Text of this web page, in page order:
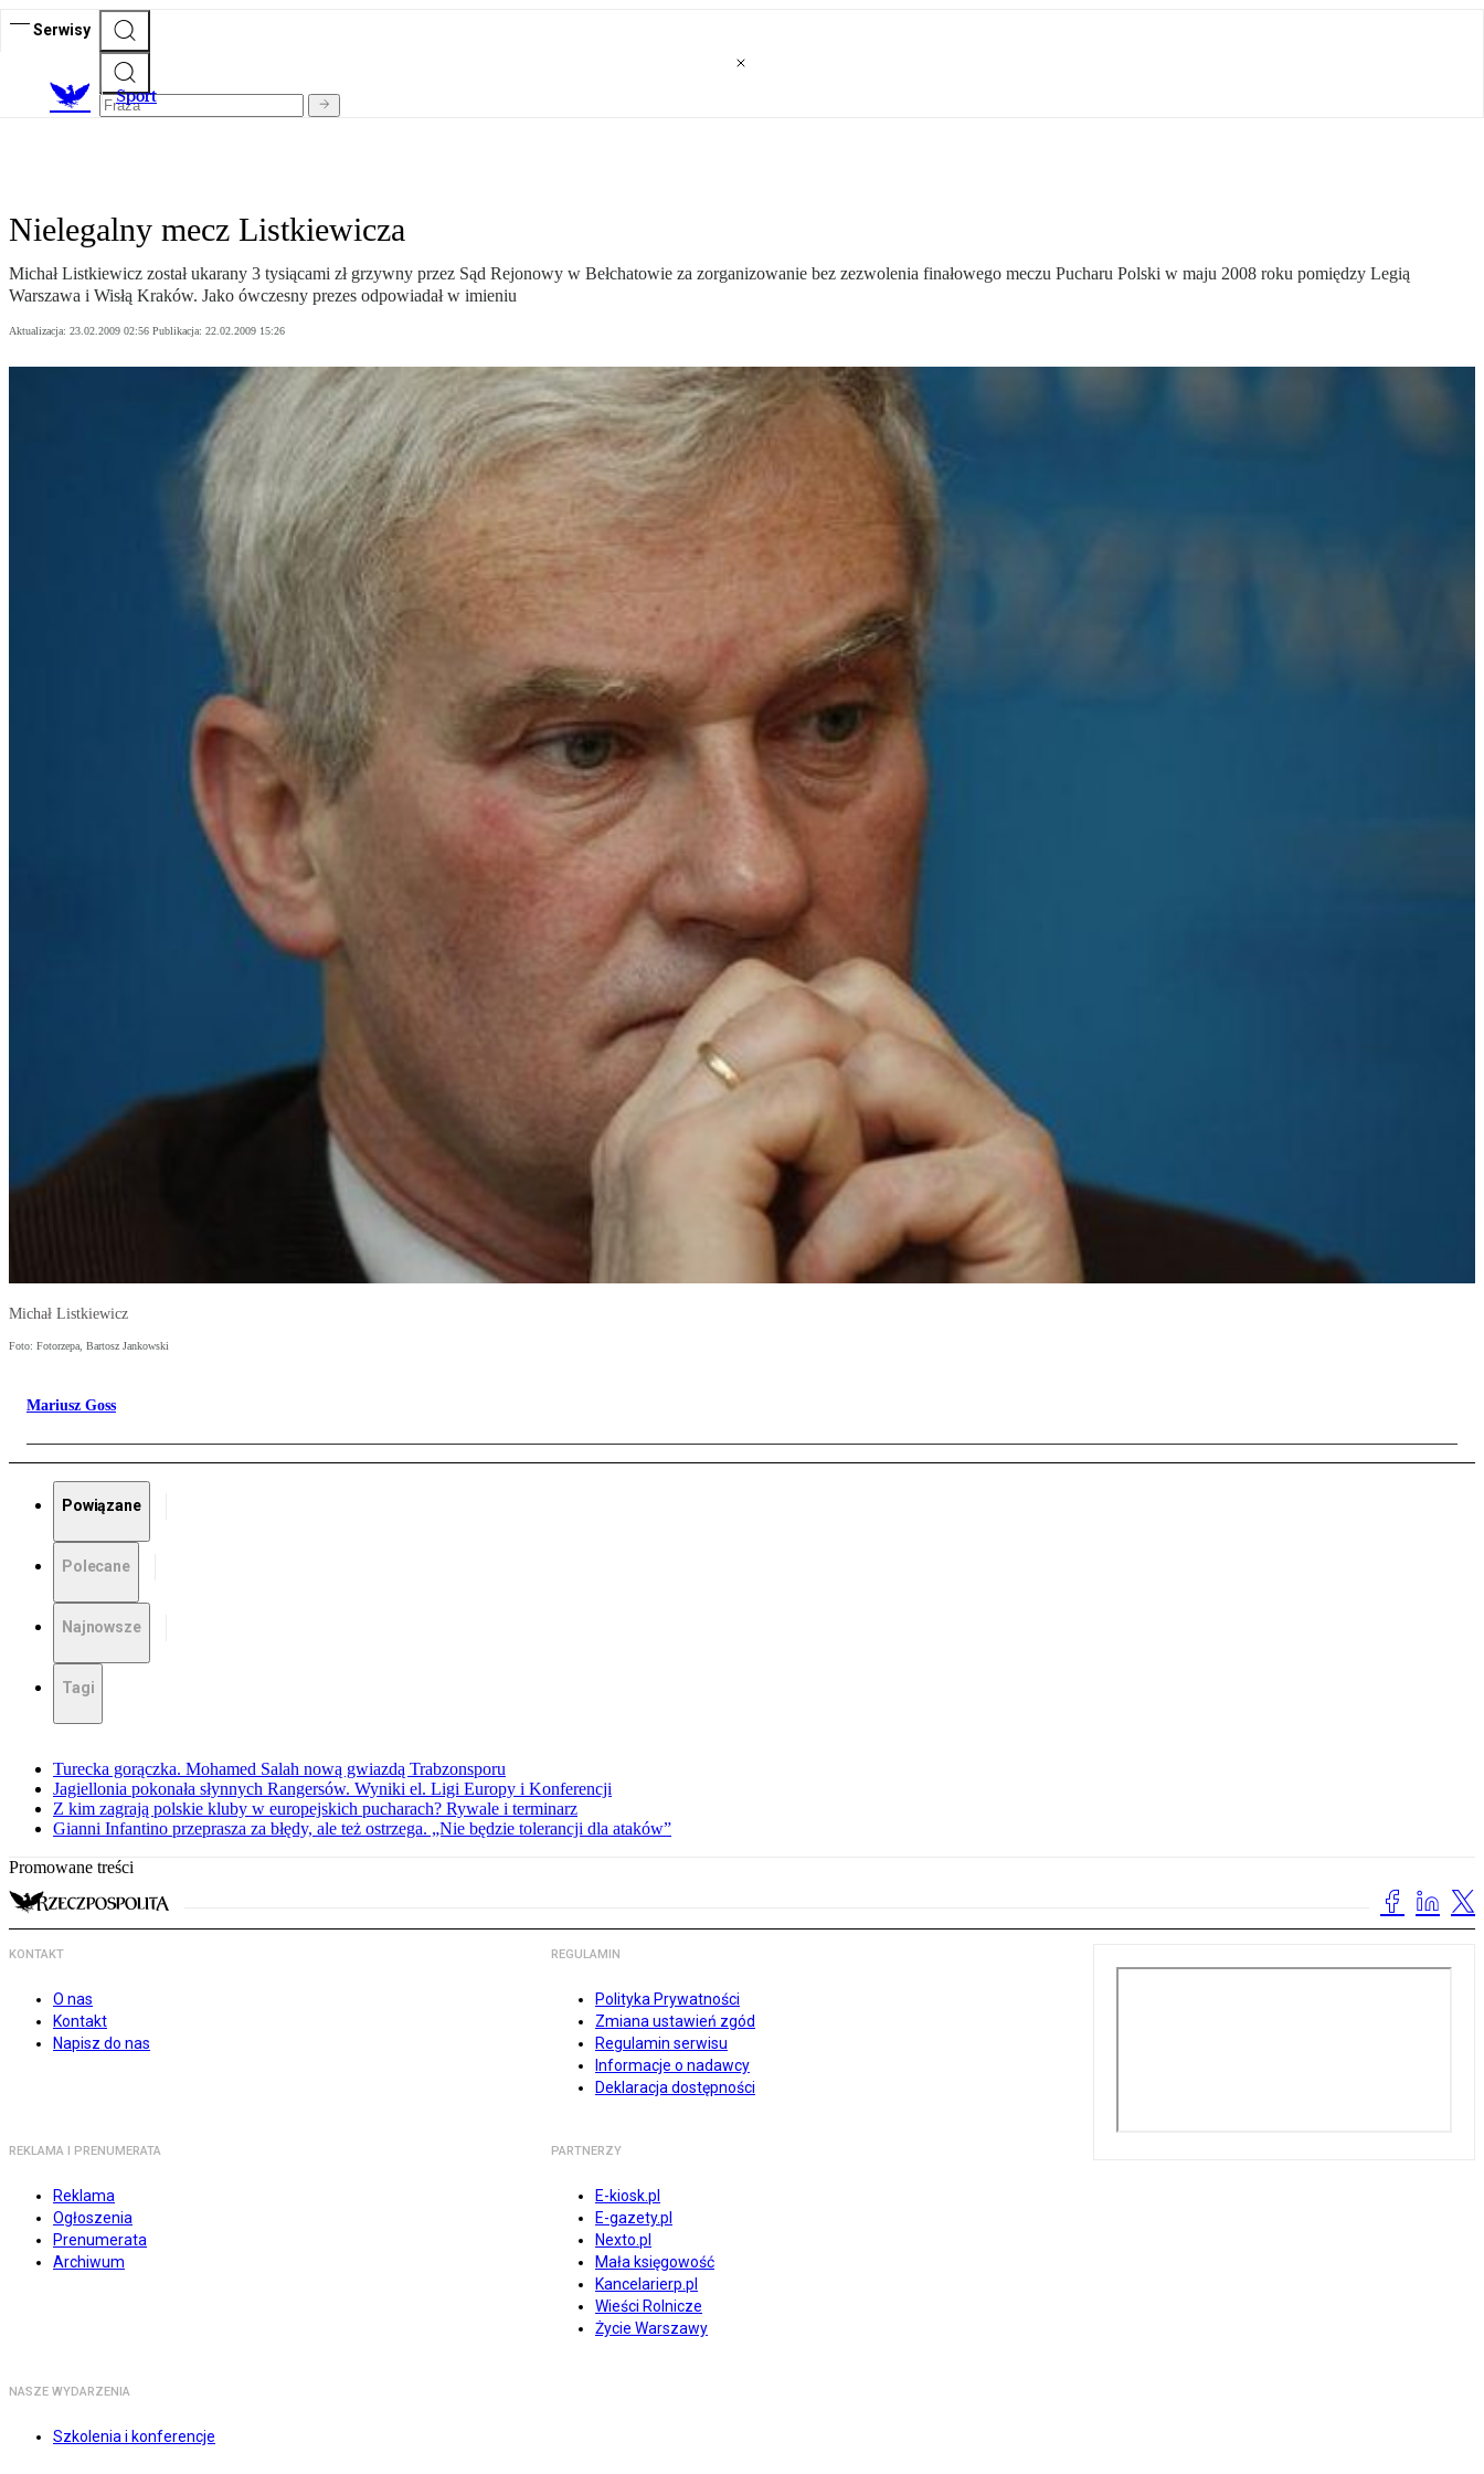
Serwisy
Sport
Nielegalny mecz Listkiewicza
Michał Listkiewicz został ukarany 3 tysiącami zł grzywny przez Sąd Rejonowy w Bełchatowie za zorganizowanie bez zezwolenia finałowego meczu Pucharu Polski w maju 2008 roku pomiędzy Legią
Warszawa i Wisłą Kraków. Jako ówczesny prezes odpowiadał w imieniu
Aktualizacja: 23.02.2009 02:56 Publikacja: 22.02.2009 15:26
Michał Listkiewicz
Foto: Fotorzepa, Bartosz Jankowski
Mariusz Goss
Powiązane
Polecane
Najnowsze
Tagi
Turecka gorączka. Mohamed Salah nową gwiazdą Trabzonsporu
Jagiellonia pokonała słynnych Rangersów. Wyniki el. Ligi Europy i Konferencji
Z kim zagrają polskie kluby w europejskich pucharach? Rywale i terminarz
Gianni Infantino przeprasza za błędy, ale też ostrzega. „Nie będzie tolerancji dla ataków”
Promowane treści
KONTAKT
O nas
Kontakt
Napisz do nas
REGULAMIN
Polityka Prywatności
Zmiana ustawień zgód
Regulamin serwisu
Informacje o nadawcy
Deklaracja dostępności
REKLAMA I PRENUMERATA
Reklama
Ogłoszenia
Prenumerata
Archiwum
PARTNERZY
E-kiosk.pl
E-gazety.pl
Nexto.pl
Mała księgowość
Kancelarierp.pl
Wieści Rolnicze
Życie Warszawy
NASZE WYDARZENIA
Szkolenia i konferencje